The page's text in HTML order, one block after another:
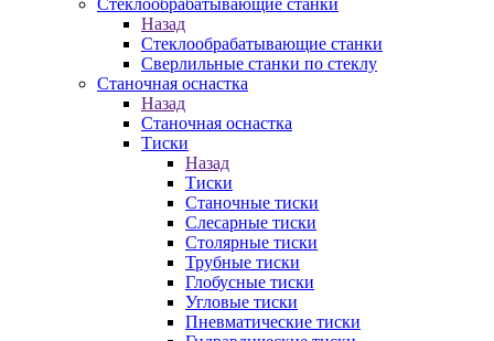
Стеклообрабатывающие станки
Назад
Стеклообрабатывающие станки
Сверлильные станки по стеклу
Станочная оснастка
Назад
Станочная оснастка
Тиски
Назад
Тиски
Станочные тиски
Слесарные тиски
Столярные тиски
Трубные тиски
Глобусные тиски
Угловые тиски
Пневматические тиски